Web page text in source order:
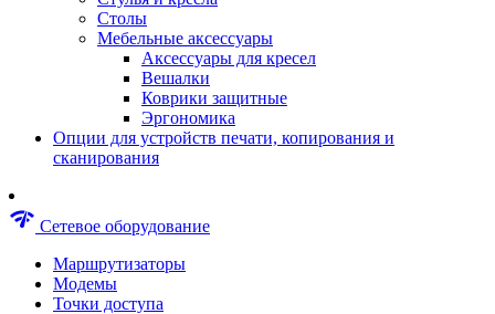
Дрели
Лобзики
Перфораторы
Шлифмашины
Наборы инструментов
Пилы
Пылесосы строительные
Столы
Мебельные аксессуары
Аксессуары для кресел
Вешалки
Коврики защитные
Эргономика
Опции для устройств печати, копирования и
сканирования
network_check Сетевое оборудование
Маршрутизаторы
Модемы
Точки доступа